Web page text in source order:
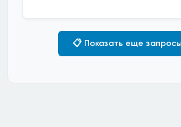
📋 Показать еще